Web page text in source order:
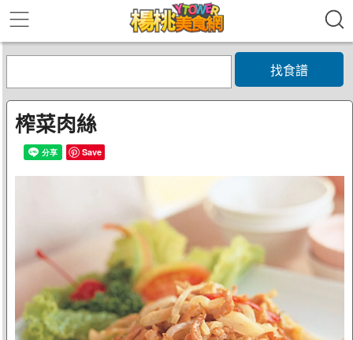
找食譜
榨菜肉絲
Save